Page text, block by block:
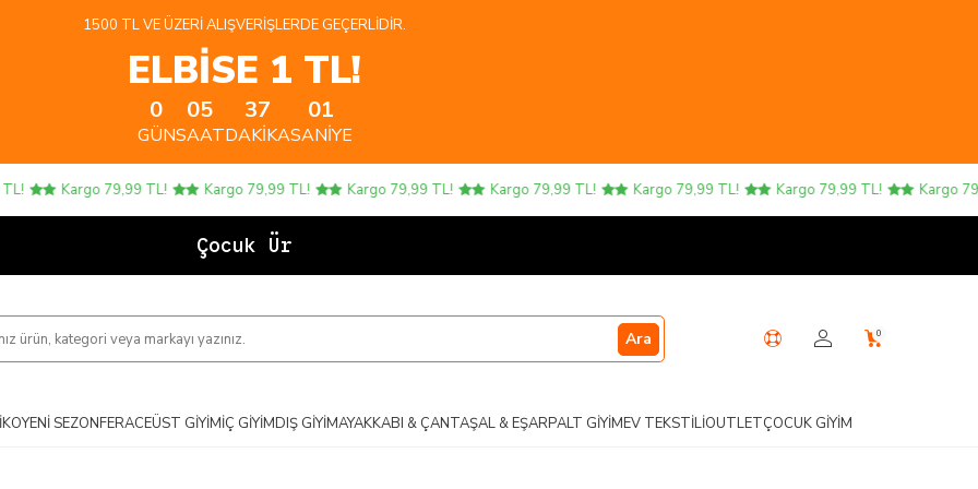
1500 TL VE ÜZERI ALIŞVERIŞLERDE GEÇERLIDIR.
ELBİSE 1 TL!
0
GÜN
05
SAAT
37
DAKIKA
01
SANIYE
Kargo 79,99 TL! Kargo 79,99 TL! Kargo 79,99 TL! Kargo 79,99 TL! Kargo 79,99 TL! Kargo 79,99 TL! Kargo 79,99
Çocuk Ürünler
Ara 0
YENI SEZONFERACEÜST GIYIMİÇ GIYIMDIŞ GIYIMAYAKKABI & ÇANTAŞAL & EŞARPALT GIYIMEV TEKSTILIOUTLETÇOCUK GIYIM